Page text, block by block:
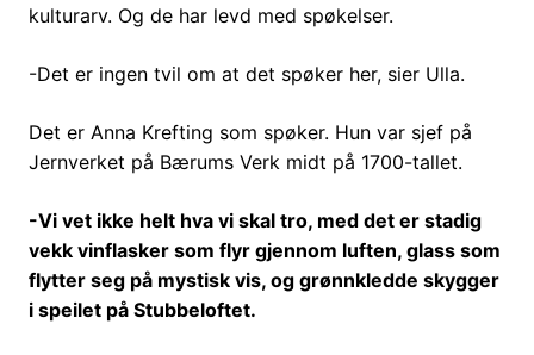
kulturarv. Og de har levd med spøkelser.
-Det er ingen tvil om at det spøker her, sier Ulla.
Det er Anna Krefting som spøker. Hun var sjef på
Jernverket på Bærums Verk midt på 1700-tallet.
-Vi vet ikke helt hva vi skal tro, med det er stadig
vekk vinflasker som flyr gjennom luften, glass som
flytter seg på mystisk vis, og grønnkledde skygger
i speilet på Stubbeloftet.